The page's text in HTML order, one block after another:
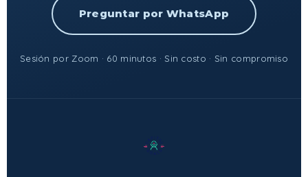
Preguntar por WhatsApp
Sesión por Zoom · 60 minutos · Sin costo · Sin compromiso